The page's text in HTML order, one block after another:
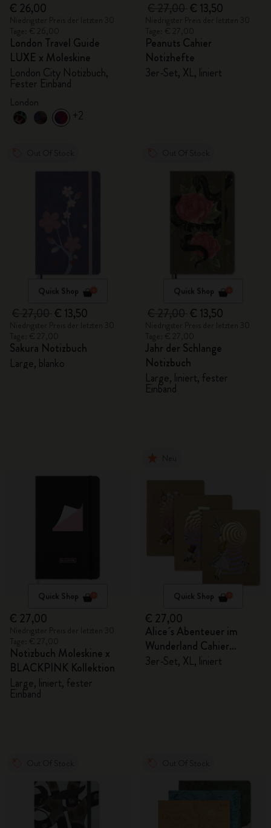
€ 26,00
London Travel Guide
LUXE x Moleskine
London City Notizbuch,
Fester Einband
+2
€ 13,50
Peanuts Cahier
Notizhefte
3er-Set, XL, liniert
Quick Shop
€ 13,50
Sakura Notizbuch
Large, blanko
Quick Shop
€ 13,50
Jahr der Schlange
Notizbuch
Large, liniert, fester
Einband
Quick Shop
€ 27,00
Notizbuch Moleskine x
BLACKPINK Kollektion
Large, liniert, fester
Einband
Quick Shop
€ 27,00
Alice´s Abenteuer im
Wunderland Cahier
Notizhefte
3er-Set, XL, liniert